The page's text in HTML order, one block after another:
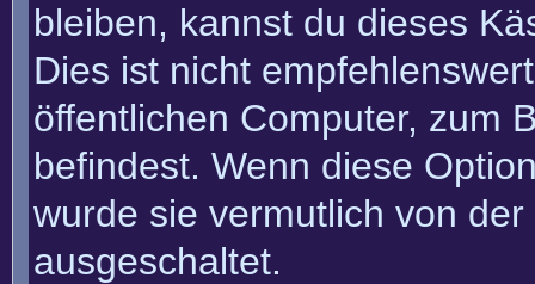
bleiben, kannst du dieses
Dies ist nicht
öffentlichen Computer, zum
befindest. Wenn diese
wurde sie vermutlich von
ausgeschaltet.